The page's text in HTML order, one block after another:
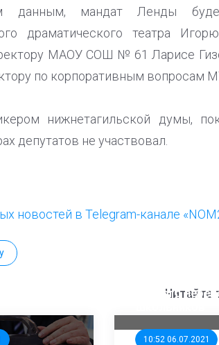
данным, мандат Ленды
драматического театра
МАОУ СОШ № 61 Ларисе
по корпоративным вопросам
нижнетагильской думы,
депутатов не участвовал.
новостей в Telegram-канале
Читайте
10:52 06.07.2021
единого